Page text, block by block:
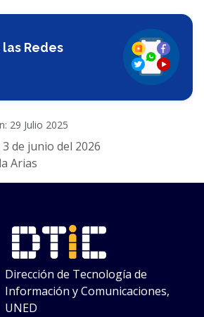
Redes
29 Julio 2025
3 de junio del 2026
Arias
Dirección de Tecnología de
Información y Comunicaciones,
UNED